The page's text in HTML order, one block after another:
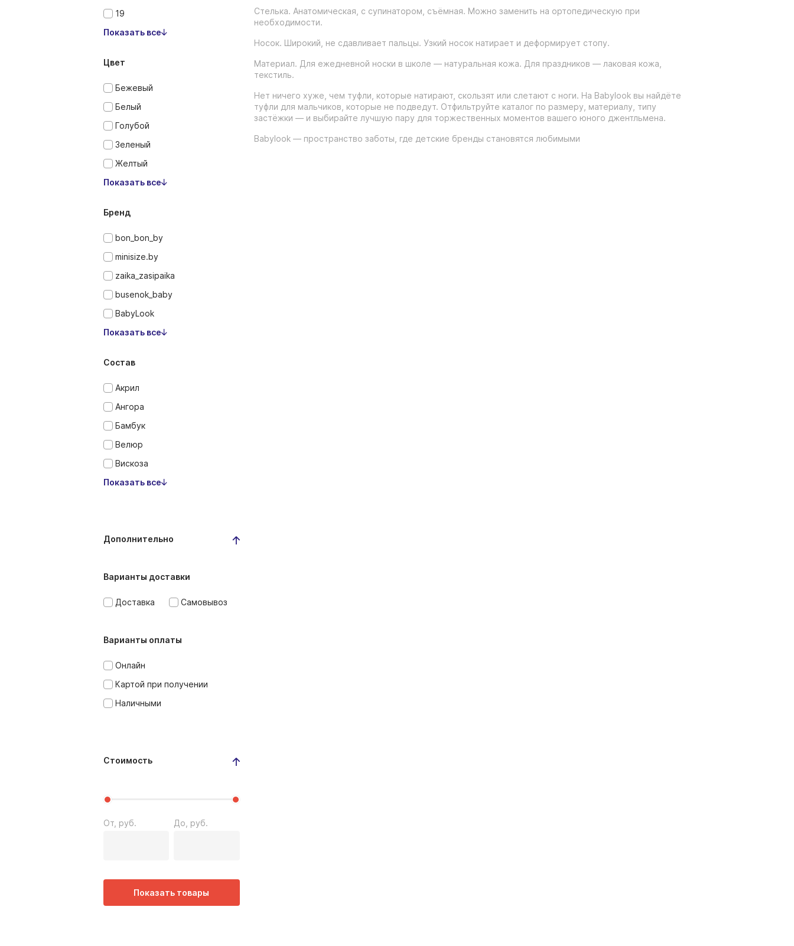
19
Показать все
Цвет
Бежевый
Белый
Голубой
Зеленый
Желтый
Показать все
Бренд
bon_bon_by
minisize.by
zaika_zasipaika
busenok_baby
BabyLook
Показать все
Состав
Акрил
Ангора
Бамбук
Велюр
Вискоза
Показать все
Дополнительно
Варианты доставки
Доставка Самовывоз
Варианты оплаты
Онлайн
Картой при получении
Наличными
Стоимость
От, руб. До, руб.
Показать товары
Стелька. Анатомическая, с супинатором, съёмная. Можно заменить на ортопедическую при
необходимости.
Носок. Широкий, не сдавливает пальцы. Узкий носок натирает и деформирует стопу.
Материал. Для ежедневной носки в школе — натуральная кожа. Для праздников — лаковая кожа,
текстиль.
Нет ничего хуже, чем туфли, которые натирают, скользят или слетают с ноги. На Babylook вы найдёте
туфли для мальчиков, которые не подведут. Отфильтруйте каталог по размеру, материалу, типу
застёжки — и выбирайте лучшую пару для торжественных моментов вашего юного джентльмена.
Babylook — пространство заботы, где детские бренды становятся любимыми